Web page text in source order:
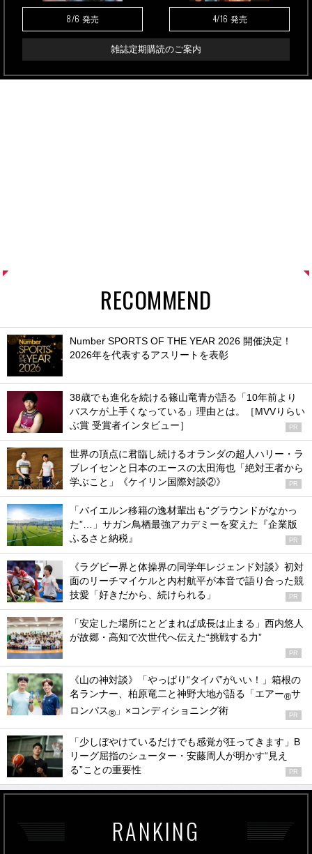
8/6 発売 4/16 発売
雑誌定期購読のご案内
RECOMMEND
Number SPORTS OF THE YEAR 2026 開催決定！
2026年を代表するアスリートを表彰
38歳でも進化を続ける篠山竜青が語る「10年前より
バスケが上手くなっている」理由とは。［MVVりらい
ぶ賞 受賞者インタビュー］
PR
世界の頂点に君臨し続けるオランダの超人ハリー・ラ
ブレイセンと日本のエースの太田海也「絶対王者から
学ぶこと」《ケイリン国際対談②》
PR
「バイエルン移籍の逸材輩出も“グラウンドがなかっ
た”…」サガン鳥栖最強アカデミーを変えた『企業版
ふるさと納税』
PR
《ラグビー界と体操界の同学年レジェンド対談》初対
面のリーチマイケルと内村航平が本音で語り合った競
技愛「好きだから、続けられる」
PR
「安定した場所にとどまれば成長は止まる」西内悠人
が故郷・高知で次世代へ伝えた“挑戦する力”
PR
《山の神対談》「やっぱり“タイパ”がいい！」箱根の
名ランナー、柏原竜二と神野大地が語る「エアー®サ
ロンパス® 」×コンディショニング術 PR
「少しぼやけているだけでも感覚が狂ってきます」B
リーグ屈指のシューター・安藤周人が明かす“見え
る”ことの重要性
PR
RANKING